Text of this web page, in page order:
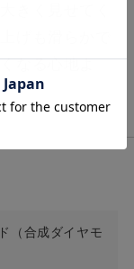
きく見せてく
げも滑らかで
なる心地よ
（合成ダイヤモ